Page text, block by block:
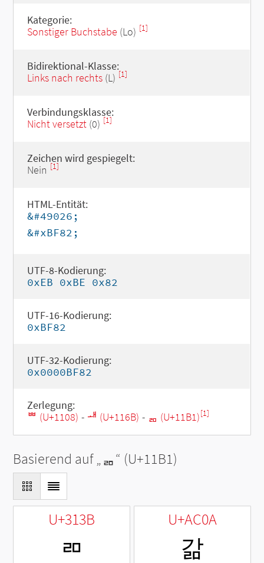
Kategorie:
Sonstiger Buchstabe (Lo) [1]
Bidirektional-Klasse:
Links nach rechts(L) [1]
Verbindungsklasse:
Nicht versetzt(0) [1]
Zeichen wird gespiegelt:
Nein [1]
HTML-Entität:
&#49026;
&#xBF82;
UTF-8-Kodierung:
0xEB 0xBE 0x82
UTF-16-Kodierung:
0xBF82
UTF-32-Kodierung:
0x0000BF82
Zerlegung:
ᄈ (U+1108) - ᅫ (U+116B) - ᆱ (U+11B1)[1]
Basierend auf „ᆱ“ (U+11B1)
U+313B
ㄻ
U+AC0A
갊